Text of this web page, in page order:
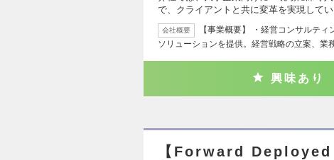
で、クライアントと共に変革を実現して
会社概要
【事業概要】 ・経営コンサルテ
ソリューションを提供。経営戦略の立案、業
興味あり
【Forward Deployed